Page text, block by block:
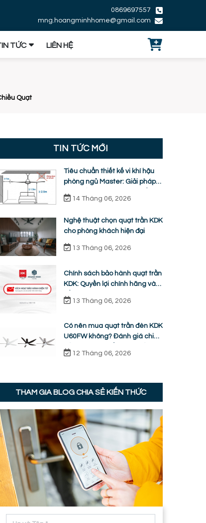
0869697557
mng.hoangminhhome@gmail.com
TỨC LIÊN HỆ
Quạt
TIN TỨC MỚI
Tiêu chuẩn thiết kế vi khí hậu
phòng ngủ Master: Giải pháp
quạt trần KDK ti ngắn chuẩn
nhân trắc học
14 Tháng 06, 2026
Nghệ thuật chọn quạt trần KDK
cho phòng khách hiện đại
13 Tháng 06, 2026
Chính sách bảo hành quạt trần
KDK: Quyền lợi chính hãng và
13 Tháng 06, 2026
Có nên mua quạt trần đèn KDK
U60FW không? Đánh giá chi
tiết ưu nhược điểm thực tế
12 Tháng 06, 2026
THAM GIA BLOG CHIA SẺ KIẾN THỨC